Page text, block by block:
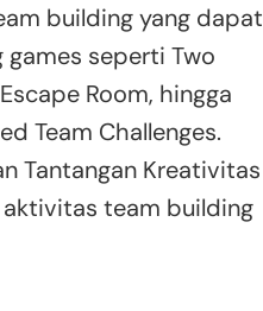
building yang dapat
seperti Two
Room, hingga
Team Challenges.
Tantangan Kreativitas
team building